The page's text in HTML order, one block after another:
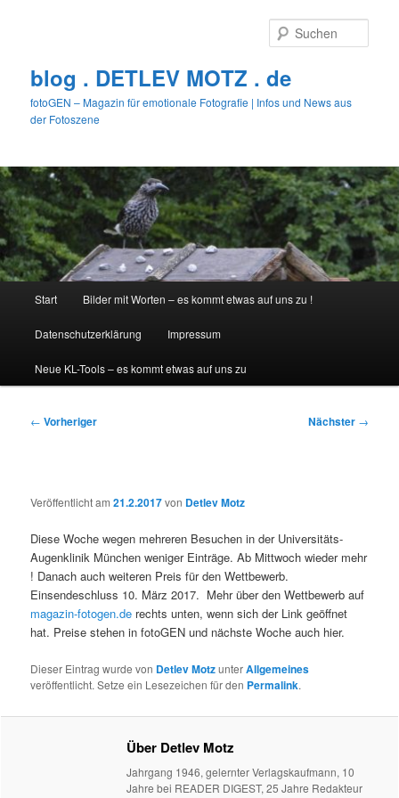
blog . DETLEV MOTZ . de
fotoGEN – Magazin für emotionale Fotografie | Infos und News aus
der Fotoszene
Start Bilder mit Worten – es kommt etwas auf uns zu !
Datenschutzerklärung Impressum
Neue KL-Tools – es kommt etwas auf uns zu
Beitragsnavigation
← Vorheriger Nächster →
Veröffentlicht am21.2.2017von Detlev Motz
Diese Woche wegen mehreren Besuchen in der Universitäts-
Augenklinik München weniger Einträge. Ab Mittwoch wieder mehr
! Danach auch weiteren Preis für den Wettbewerb.
Einsendeschluss 10. März 2017. Mehr über den Wettbewerb auf
magazin-fotogen.de rechts unten, wenn sich der Link geöffnet
hat. Preise stehen in fotoGEN und nächste Woche auch hier.
Dieser Eintrag wurde von Detlev MotzunterAllgemeines
veröffentlicht. Setze ein Lesezeichen für den Permalink.
Über Detlev Motz
Jahrgang 1946, gelernter Verlagskaufmann, 10
Jahre bei READER DIGEST, 25 Jahre Redakteur